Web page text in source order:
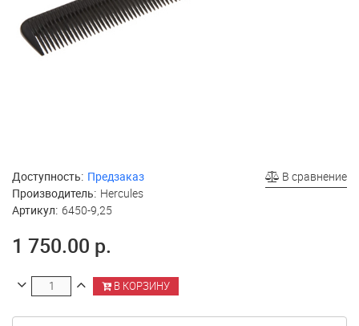
В сравнение
Доступность: Предзаказ
Производитель: Hercules
Артикул: 6450-9,25
1 750.00 р.
В КОРЗИНУ